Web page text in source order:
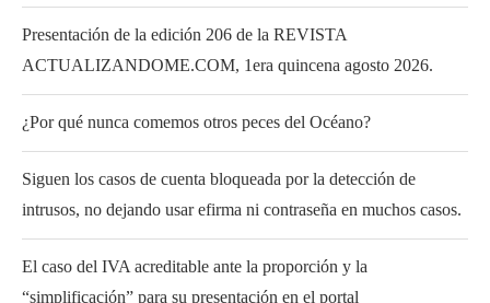
Presentación de la edición 206 de la REVISTA
ACTUALIZANDOME.COM, 1era quincena agosto 2026.
¿Por qué nunca comemos otros peces del Océano?
Siguen los casos de cuenta bloqueada por la detección de
intrusos, no dejando usar efirma ni contraseña en muchos casos.
El caso del IVA acreditable ante la proporción y la
“simplificación” para su presentación en el portal